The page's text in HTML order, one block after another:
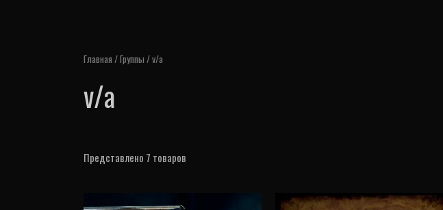
Главная / Группы / v/a
v/a
Представлено 7 товаров